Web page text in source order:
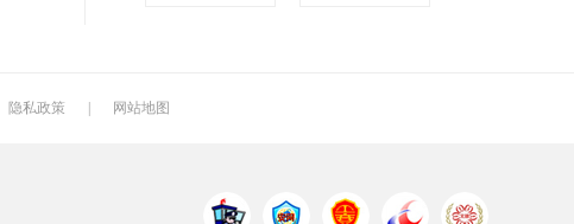
隐私政策 网站地图